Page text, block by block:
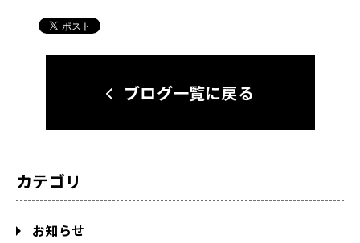
ブログ一覧に戻る
カテゴリ
お知らせ